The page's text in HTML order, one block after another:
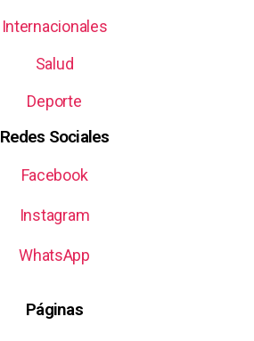
Internacionales
Salud
Deporte
Redes Sociales
Facebook
Instagram
WhatsApp
Páginas